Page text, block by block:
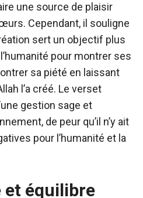
une source de plaisir
Cependant, il souligne
sert un objectif plus
pour montrer ses
sa piété en laissant
l’a créé. Le verset
gestion sage et
de peur qu’il n’y ait
pour l’humanité et la
et équilibre